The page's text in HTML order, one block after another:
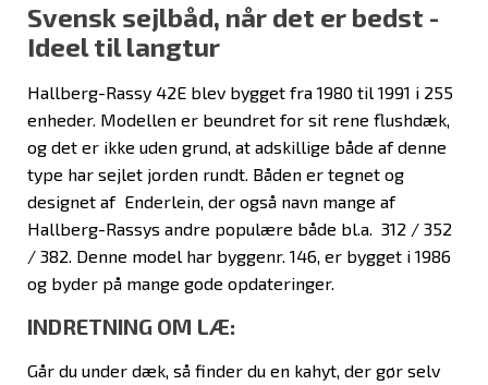
Svensk sejlbåd, når det er bedst -
Ideel til langtur
Hallberg-Rassy 42E blev bygget fra 1980 til 1991 i 255
enheder. Modellen er beundret for sit rene flushdæk,
og det er ikke uden grund, at adskillige både af denne
type har sejlet jorden rundt. Båden er tegnet og
designet af Enderlein, der også navn mange af
Hallberg-Rassys andre populære både bl.a. 312 / 352
/ 382. Denne model har byggenr. 146, er bygget i 1986
og byder på mange gode opdateringer.
INDRETNING OM LÆ:
Går du under dæk, så finder du en kahyt, der gør selv